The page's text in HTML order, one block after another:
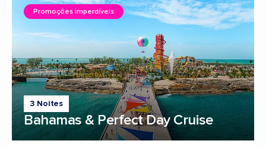
3 Noites
Bahamas & Perfect Day Cruise
Promoções imperdíveis